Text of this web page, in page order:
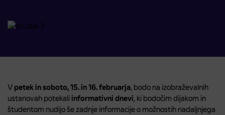
V petek in soboto, 15. in 16. februarja, bodo na izobraževalnih
ustanovah potekaliinformativni dnevi, ki bodočim dijakom in
študentom nudijo še zadnje informacije o možnostih nadaljnjega